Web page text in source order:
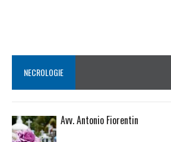
NECROLOGIE
Avv. Antonio Fiorentin